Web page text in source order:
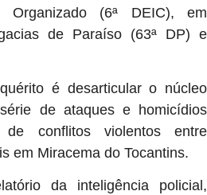
Organizado (6ª DEIC), em
de Paraíso (63ª DP) e
é desarticular o núcleo
de ataques e homicídios
de conflitos violentos entre
em Miracema do Tocantins.
da inteligência policial,